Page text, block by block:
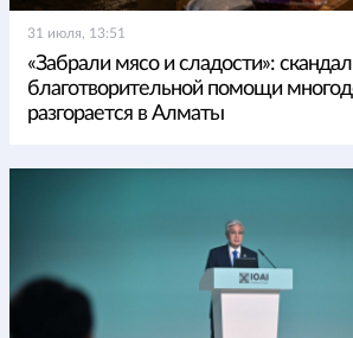
31 июля, 13:51
«Забрали мясо и сладости»: скандал
благотворительной помощи
разгорается в Алматы